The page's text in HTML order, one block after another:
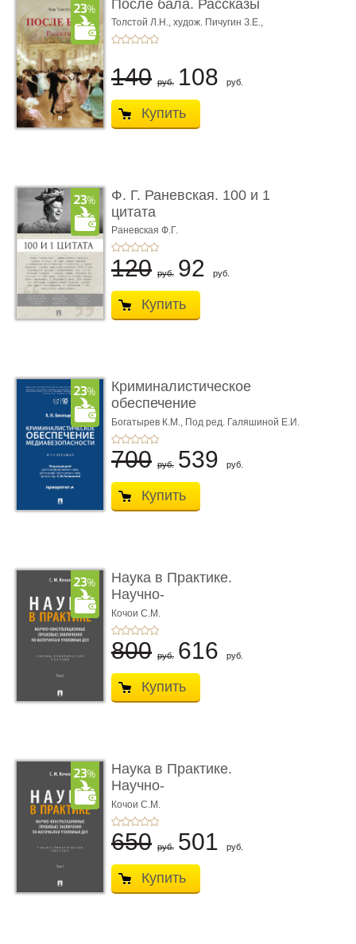
После бала. Рассказы
Толстой Л.Н., худож. Пичугин З.Е.,
худож. Лебедев А.И.,
140 руб. 108 руб.
Купить
Ф. Г. Раневская. 100 и 1
цитата
Раневская Ф.Г.
120 руб. 92 руб.
Купить
Криминалистическое
обеспечение
медиабезопас� ...
Богатырев К.М., Под ред. Галяшиной Е.И.
700 руб. 539 руб.
Купить
Наука в Практике.
Научно-
консультационные (пра
...
Кочои С.М.
800 руб. 616 руб.
Купить
Наука в Практике.
Научно-
консультационные (пра
...
Кочои С.М.
650 руб. 501 руб.
Купить